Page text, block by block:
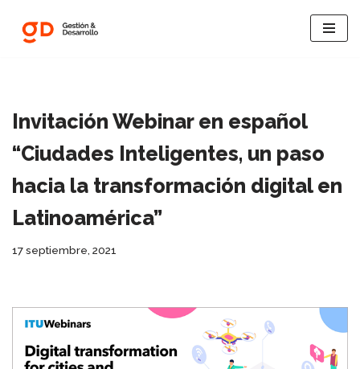
Saltar
Invitación Webinar en español
“Ciudades Inteligentes, un paso
hacia la transformación digital en
Latinoamérica”
17 septiembre, 2021